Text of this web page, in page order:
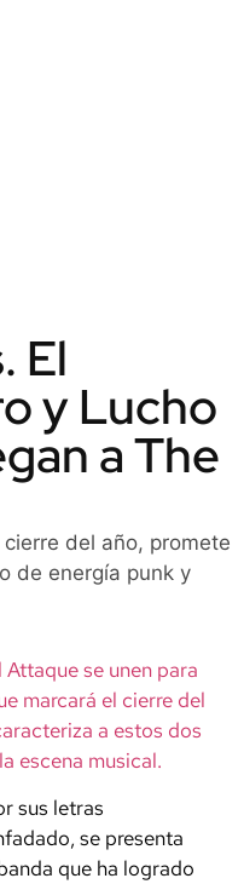
El
y Lucho
a The
del año, promete
de energía punk y
se unen para
marcará el cierre del
a estos dos
escena musical.
sus letras
se presenta
que ha logrado